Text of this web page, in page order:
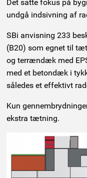
Det satte fokus på
undgå indsivning af
SBi anvisning 233
(B20) som egnet til
og terrændæk med
med et betondæk i
således et effektivt
Kun
ekstra tætning.